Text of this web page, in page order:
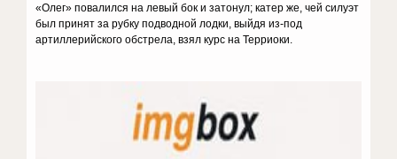
«Олег» повалился на левый бок и затонул; катер же, чей силуэт
был принят за рубку подводной лодки, выйдя из-под
артиллерийского обстрела, взял курс на Терриоки.